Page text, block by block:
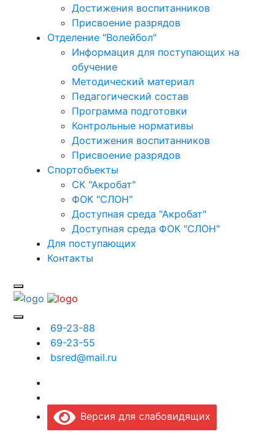
Достижения воспитанников
Присвоение разрядов
Отделение "Волейбол"
Информация для поступающих на
обучение
Методический материал
Педагогический состав
Программа подготовки
Контрольные нормативы
Достижения воспитанников
Присвоение разрядов
Спортобъекты
СК "Акробат"
ФОК "СЛОН"
Доступная среда "Акробат"
Доступная среда ФОК "СЛОН"
Для поступающих
Контакты
69-23-88
69-23-55
bsred@mail.ru
Версия для слабовидящих